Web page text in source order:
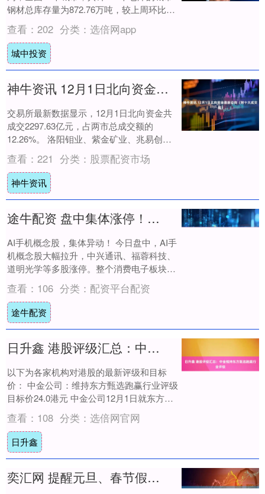
钢材总库存量为872.76万吨，较上周环比减
少14.20万吨（-1.60%)。....
查看： 202 分类： 选倍网app
城中投资
神牛资讯 12月1日北向资金最新动向（附十大成交股）
交易所最新数据显示，12月1日北向资金共
成交2297.63亿元，占两市总成交额的
12.26%。 洛阳钼业、紫金矿业、兆易创新
位列沪股通成交前三，成交额分别为21....
查看： 221 分类： 股票配资市场
神牛资讯
途牛配资 盘中集体涨停！利好突然引爆！AI手机概念股大幅拉升
AI手机概念股，集体异动！ 今日盘中，AI手
机概念股大幅拉升，中兴通讯、福蓉科技、
道明光学等多股涨停。整个消费电子板块的
人气都被激活，包括上述3只股票在内，消
费....
查看： 106 分类： 配资平台配资
途牛配资
日升鑫 港股评级汇总：中金维持东方甄选跑赢行业评级
以下为各家机构对港股的最新评级和目标
价： 中金公司：维持东方甄选跑赢行业评级
目标价24.0港元 中金公司12月1日就东方甄
选(01797.HK)发布研报称，公司....
查看： 108 分类： 选倍网官网
日升鑫
奕汇网 提醒元旦、春节假期来瑞典中国游客平安出行